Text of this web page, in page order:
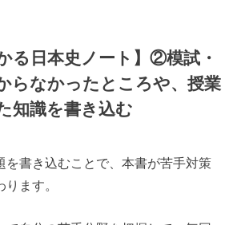
る日本史ノート】②模試・
らなかったところや、授業
知識を書き込む
を書き込むことで、本書が苦手対策
ます。